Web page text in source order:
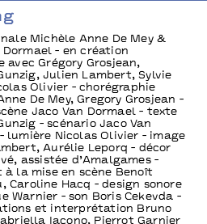
Michèle Anne De Mey &
Dormael - en création
avec Grégory Grosjean,
Julien Lambert, Sylvie
Olivier - chorégraphie
De Mey, Gregory Grosjean -
Jaco Van Dormael - texte
- scénario Jaco Van
lumière Nicolas Olivier - image
Aurélie Leporq - décor
assistée d’Amalgames -
à la mise en scène Benoît
Caroline Hacq - design sonore
Warnier - son Boris Cekevda -
et interprétation Bruno
Iacono, Pierrot Garnier